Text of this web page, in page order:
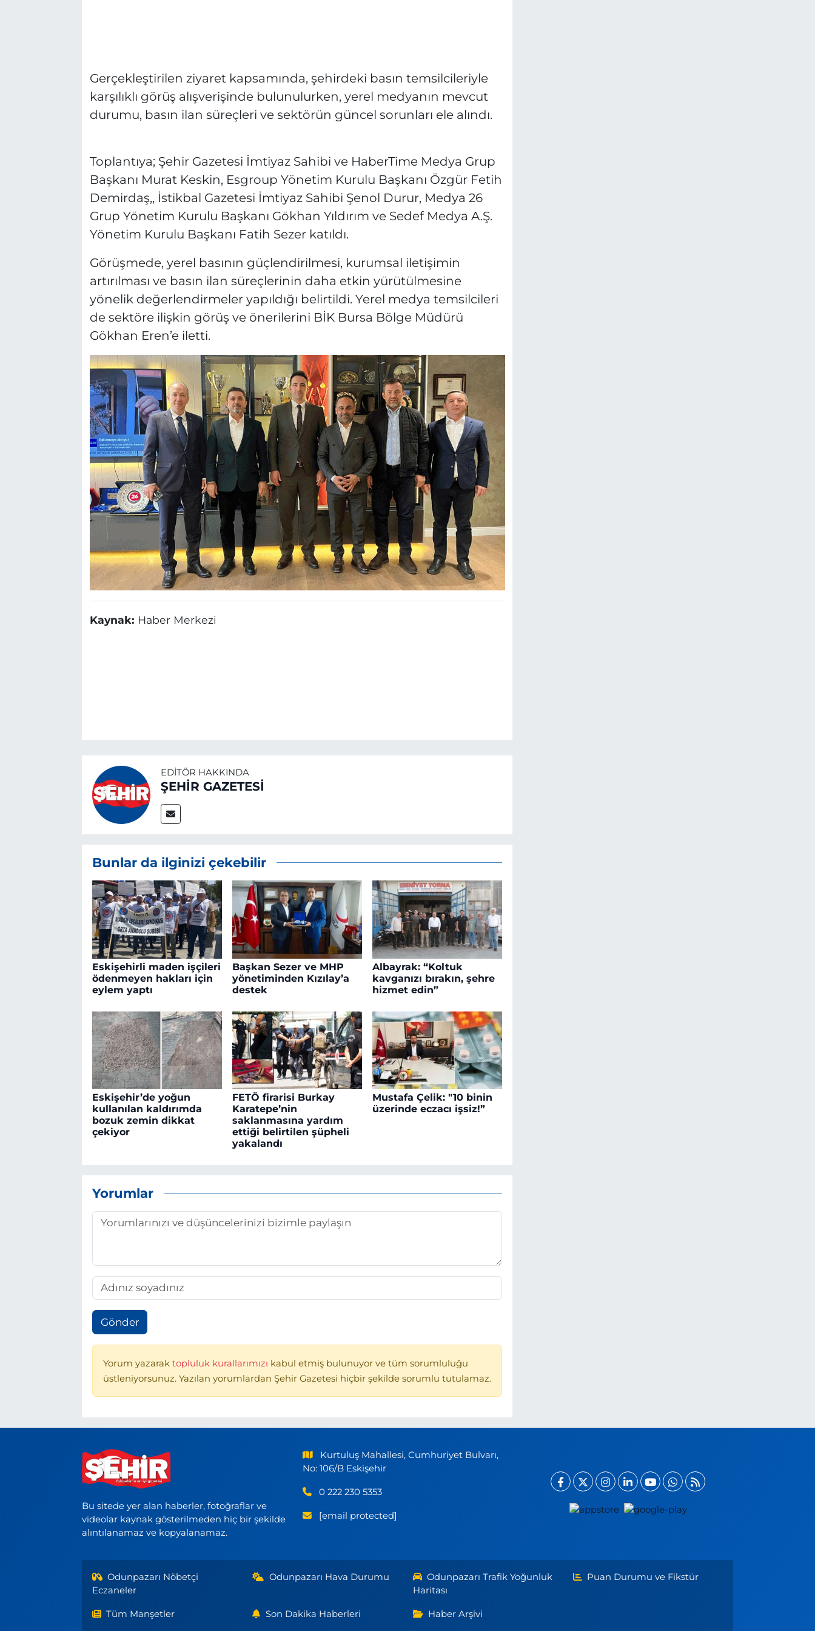
Gerçekleştirilen ziyaret kapsamında, şehirdeki basın temsilcileriyle
karşılıklı görüş alışverişinde bulunulurken, yerel medyanın mevcut
durumu, basın ilan süreçleri ve sektörün güncel sorunları ele alındı.
Toplantıya; Şehir Gazetesi İmtiyaz Sahibi ve HaberTime Medya Grup
Başkanı Murat Keskin, Esgroup Yönetim Kurulu Başkanı Özgür Fetih
Demirdaş,, İstikbal Gazetesi İmtiyaz Sahibi Şenol Durur, Medya 26
Grup Yönetim Kurulu Başkanı Gökhan Yıldırım ve Sedef Medya A.Ş.
Yönetim Kurulu Başkanı Fatih Sezer katıldı.
Görüşmede, yerel basının güçlendirilmesi, kurumsal iletişimin
artırılması ve basın ilan süreçlerinin daha etkin yürütülmesine
yönelik değerlendirmeler yapıldığı belirtildi. Yerel medya temsilcileri
de sektöre ilişkin görüş ve önerilerini BİK Bursa Bölge Müdürü
Gökhan Eren’e iletti.
Kaynak: Haber Merkezi
EDITÖR HAKKINDA
ŞEHİR GAZETESİ
Bunlar da ilginizi çekebilir
Eskişehirli maden işçileri
ödenmeyen hakları için
eylem yaptı
Başkan Sezer ve MHP
yönetiminden Kızılay’a
destek
Albayrak: “Koltuk
kavganızı bırakın, şehre
hizmet edin”
Eskişehir’de yoğun
kullanılan kaldırımda
bozuk zemin dikkat
çekiyor
FETÖ firarisi Burkay
Karatepe’nin
saklanmasına yardım
ettiği belirtilen şüpheli
yakalandı
Mustafa Çelik: "10 binin
üzerinde eczacı işsiz!”
Yorumlar
Gönder
Yorum yazarak topluluk kurallarımızı kabul etmiş bulunuyor ve tüm sorumluluğu
üstleniyorsunuz. Yazılan yorumlardan Şehir Gazetesi hiçbir şekilde sorumlu tutulamaz.
Bu sitede yer alan haberler, fotoğraflar ve
videolar kaynak gösterilmeden hiç bir şekilde
alıntılanamaz ve kopyalanamaz.
Kurtuluş Mahallesi, Cumhuriyet Bulvarı,
No: 106/B Eskişehir
0 222 230 5353
[email protected]
Odunpazarı Nöbetçi
Eczaneler
Odunpazarı Hava Durumu
Odunpazarı Trafik Yoğunluk
Haritası
Puan Durumu ve Fikstür
Tüm Manşetler Son Dakika Haberleri Haber Arşivi